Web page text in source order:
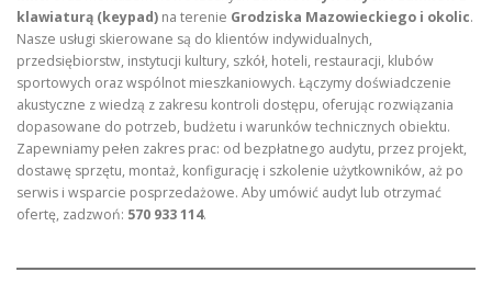
klawiaturą (keypad) na terenie Grodziska Mazowieckiego i okolic.
Nasze usługi skierowane są do klientów indywidualnych,
przedsiębiorstw, instytucji kultury, szkół, hoteli, restauracji, klubów
sportowych oraz wspólnot mieszkaniowych. Łączymy doświadczenie
akustyczne z wiedzą z zakresu kontroli dostępu, oferując rozwiązania
dopasowane do potrzeb, budżetu i warunków technicznych obiektu.
Zapewniamy pełen zakres prac: od bezpłatnego audytu, przez projekt,
dostawę sprzętu, montaż, konfigurację i szkolenie użytkowników, aż po
serwis i wsparcie posprzedażowe. Aby umówić audyt lub otrzymać
ofertę, zadzwoń: 570 933 114.